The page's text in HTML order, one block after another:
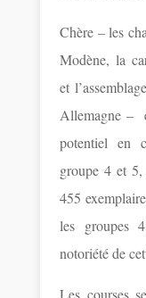
Chère – les
Modène, la
et
Allemagne –
potentiel en
groupe 4 et
455
les groupes
notoriété de
Les courses